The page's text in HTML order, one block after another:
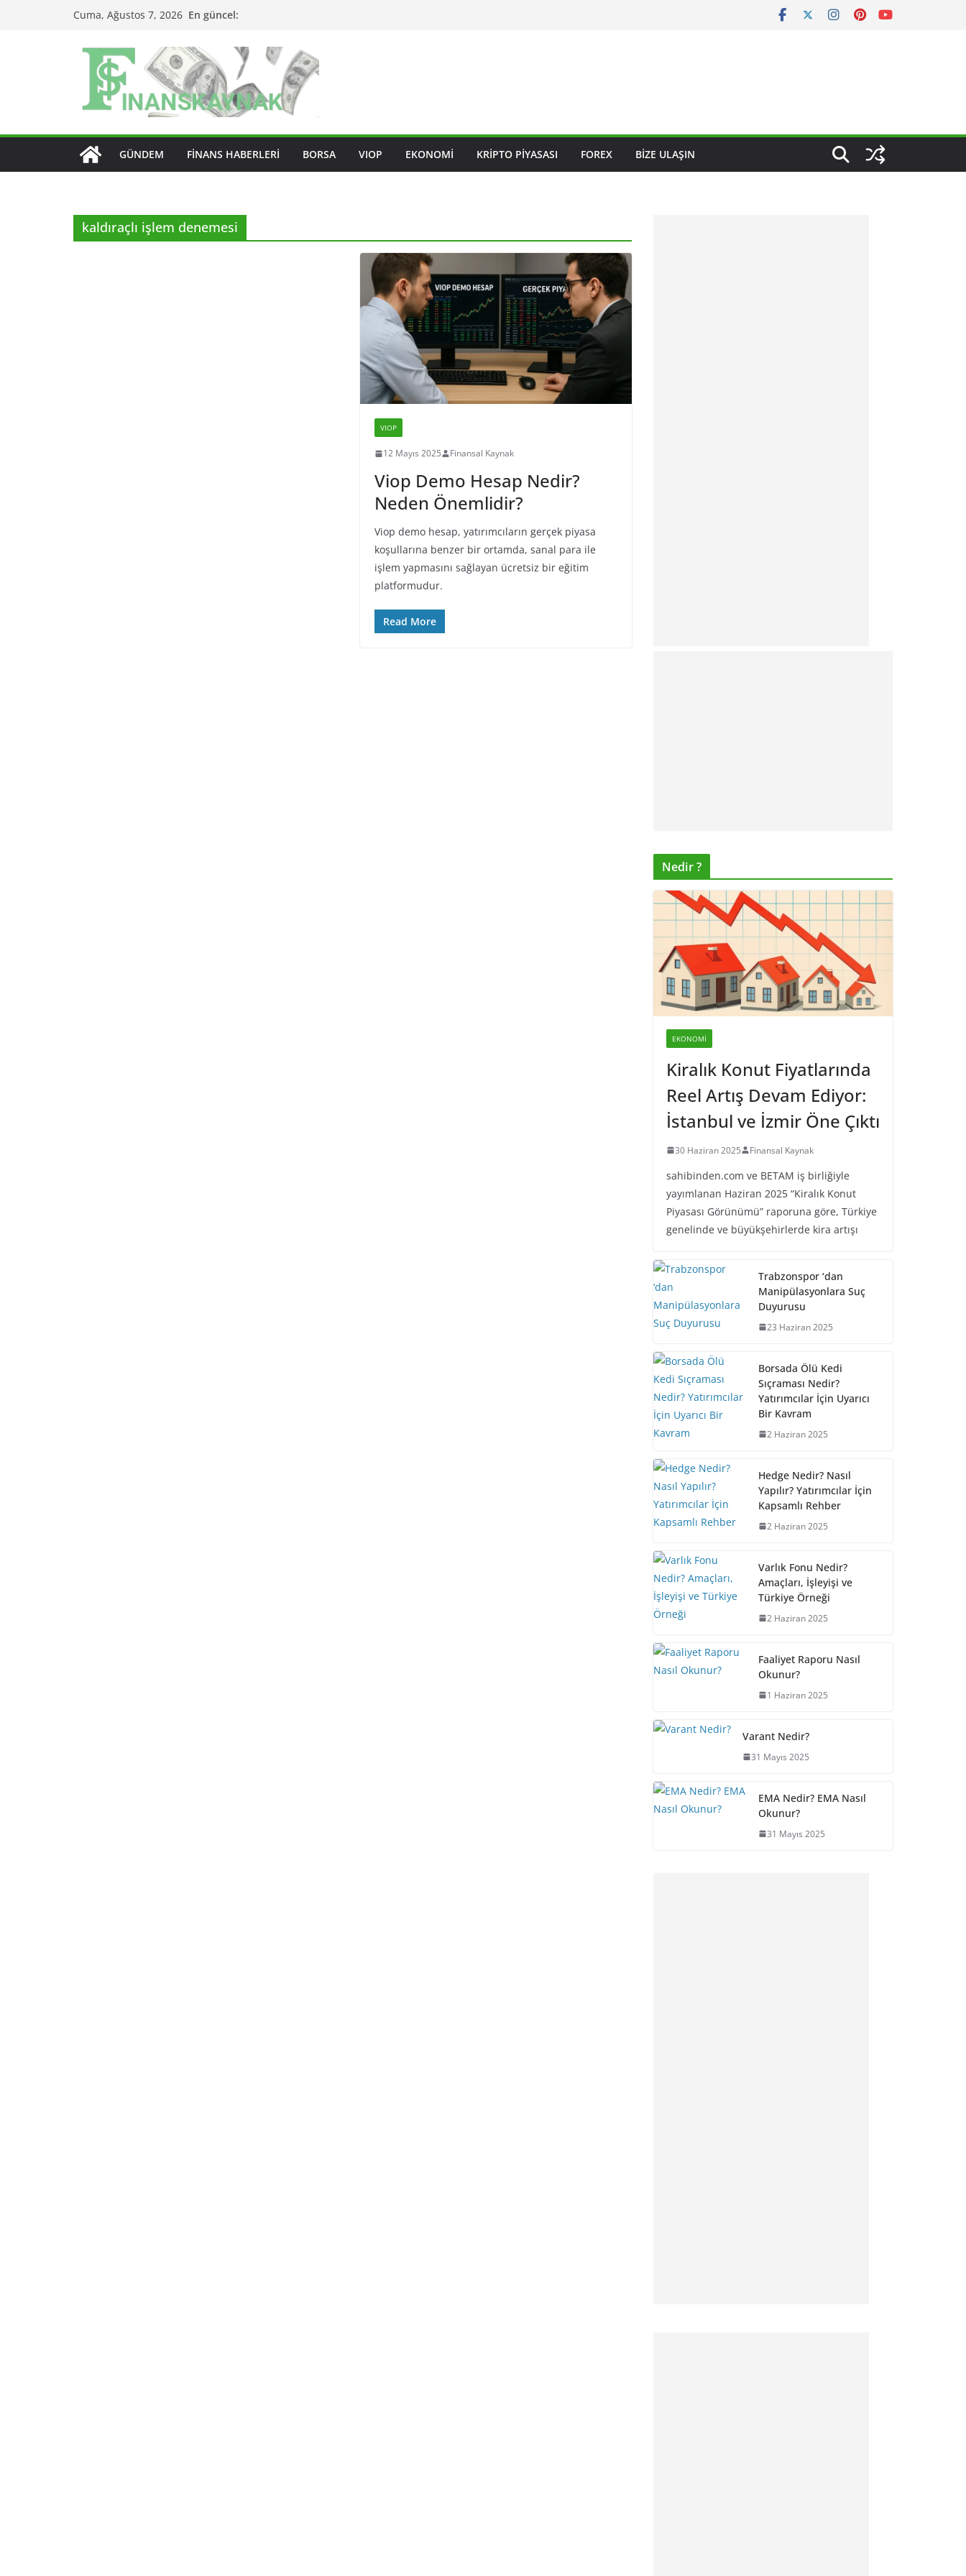
Cuma, Ağustos 7, 2026 En güncel:
GÜNDEM FINANS HABERLERI BORSA VIOP EKONOMI KRIPTO PIYASASI FOREX BIZE ULAŞIN
kaldıraçlı işlem denemesi
VIOP
12 Mayıs 2025 Finansal Kaynak
Viop Demo Hesap Nedir?
Neden Önemlidir?
Viop demo hesap, yatırımcıların gerçek piyasa
koşullarına benzer bir ortamda, sanal para ile
işlem yapmasını sağlayan ücretsiz bir eğitim
platformudur.
Read More
Nedir ?
EKONOMI
Kiralık Konut Fiyatlarında
Reel Artış Devam Ediyor:
İstanbul ve İzmir Öne Çıktı
30 Haziran 2025 Finansal Kaynak
sahibinden.com ve BETAM iş birliğiyle
yayımlanan Haziran 2025 “Kiralık Konut
Piyasası Görünümü” raporuna göre, Türkiye
genelinde ve büyükşehirlerde kira artışı
Trabzonspor ‘dan
Manipülasyonlara Suç
Duyurusu
23 Haziran 2025
Borsada Ölü Kedi
Sıçraması Nedir?
Yatırımcılar İçin Uyarıcı
Bir Kavram
2 Haziran 2025
Hedge Nedir? Nasıl
Yapılır? Yatırımcılar İçin
Kapsamlı Rehber
2 Haziran 2025
Varlık Fonu Nedir?
Amaçları, İşleyişi ve
Türkiye Örneği
2 Haziran 2025
Faaliyet Raporu Nasıl
Okunur?
1 Haziran 2025
Varant Nedir?
31 Mayıs 2025
EMA Nedir? EMA Nasıl
Okunur?
31 Mayıs 2025